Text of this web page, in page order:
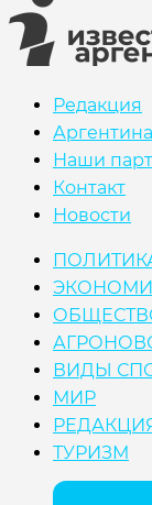
Редакция
Наши
Контакт
Новости
ВИДЫ
МИР
ТУРИЗМ